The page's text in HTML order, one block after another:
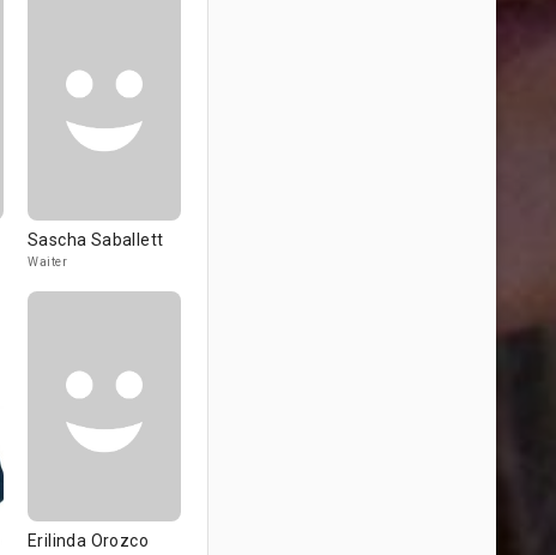
Sascha Saballett
Waiter
Erilinda Orozco